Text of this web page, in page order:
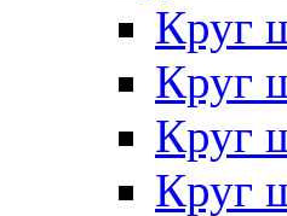
Круг
Круг
Круг
Круг